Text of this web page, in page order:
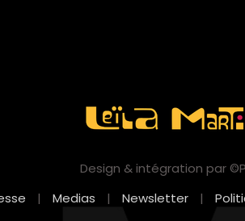
Design & intégration par
| Medias | Newsletter |